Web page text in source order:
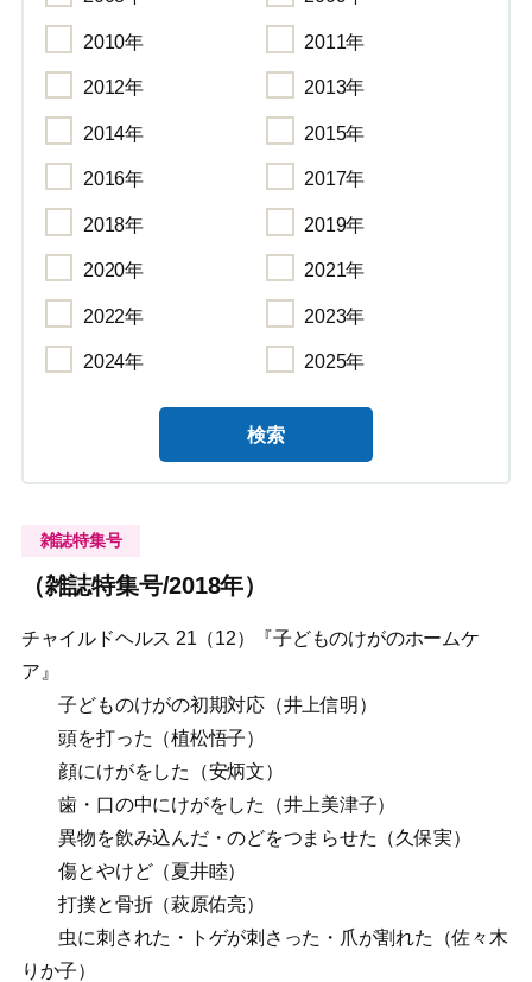
2010年 2011年
2012年 2013年
2014年 2015年
2016年 2017年
2018年 2019年
2020年 2021年
2022年 2023年
2024年 2025年
雑誌特集号
（雑誌特集号/2018年）
チャイルドヘルス 21（12）『子どものけがのホームケ
ア』
子どものけがの初期対応（井上信明）
頭を打った（植松悟子）
顔にけがをした（安炳文）
歯・口の中にけがをした（井上美津子）
異物を飲み込んだ・のどをつまらせた（久保実）
傷とやけど（夏井睦）
打撲と骨折（萩原佑亮）
虫に刺された・トゲが刺さった・爪が割れた（佐々木
りか子）